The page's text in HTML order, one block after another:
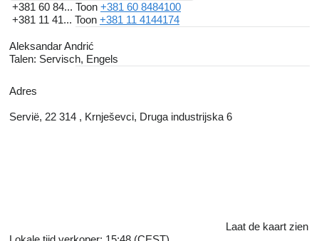
+381 60 84... Toon +381 60 8484100
+381 11 41... Toon +381 11 4144174
Aleksandar Andrić
Talen: Servisch, Engels
Adres
Servië, 22 314 , Krnješevci, Druga industrijska 6
Laat de kaart zien